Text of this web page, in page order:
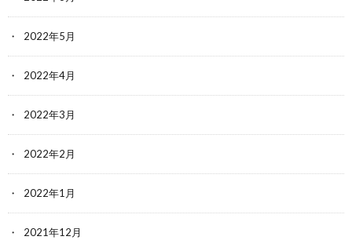
2022年5月
2022年4月
2022年3月
2022年2月
2022年1月
2021年12月